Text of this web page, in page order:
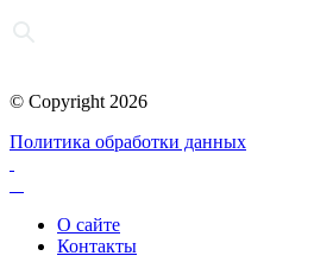
© Copyright 2026
Политика обработки данных
О сайте
Контакты